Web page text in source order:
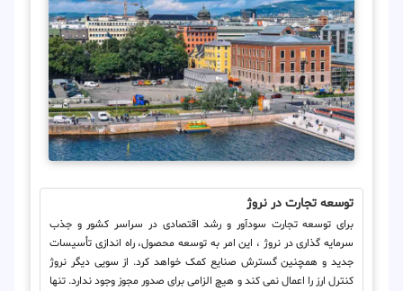
توسعه تجارت در نروژ
برای توسعه تجارت سودآور و رشد اقتصادی در سراسر کشور و جذب
سرمایه گذاری در نروژ ، این امر به توسعه محصول، راه اندازی تأسیسات
جدید و همچنین گسترش صنایع کمک خواهد کرد. از سویی دیگر نروژ
کنترل ارز را اعمال نمی کند و هیچ الزامی برای صدور مجوز وجود ندارد. تنها